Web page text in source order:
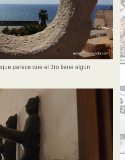
parece que el 3ro tiene algún